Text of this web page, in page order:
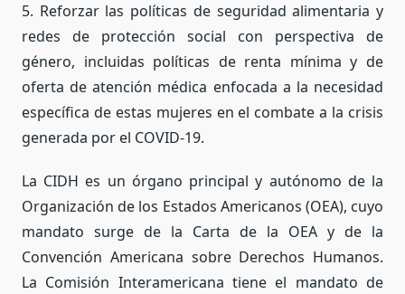
5. Reforzar las políticas de seguridad alimentaria y
redes de protección social con perspectiva de
género, incluidas políticas de renta mínima y de
oferta de atención médica enfocada a la necesidad
específica de estas mujeres en el combate a la crisis
generada por el COVID-19.
La CIDH es un órgano principal y autónomo de la
Organización de los Estados Americanos (OEA), cuyo
mandato surge de la Carta de la OEA y de la
Convención Americana sobre Derechos Humanos.
La Comisión Interamericana tiene el mandato de